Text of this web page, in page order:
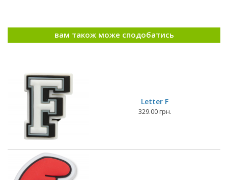
вам також може сподобатись
Letter F
329.00 грн.